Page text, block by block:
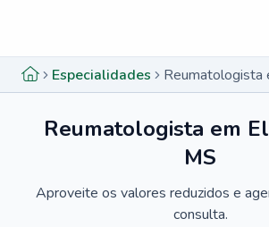
Especialidades
Reumatologista em
MS
Aproveite os valores reduzidos e
consulta.